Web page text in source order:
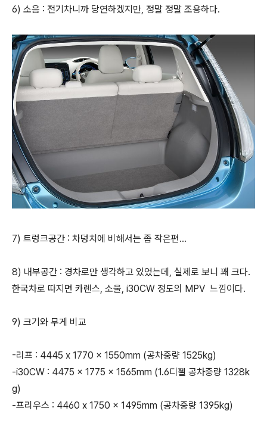
6) 소음 : 전기차니까 당연하겠지만, 정말 정말 조용하다.
7) 트렁크공간 : 차덩치에 비해서는 좀 작은편...
8) 내부공간 : 경차로만 생각하고 있었는데, 실제로 보니 꽤 크다.
한국차로 따지면 카렌스, 소울, i30CW 정도의 MPV 느낌이다.
9) 크기와 무게 비교
-리프 : 4445 x 1770 x 1550mm (공차중량 1525kg)
-i30CW : 4475 x 1775 x 1565mm (1.6디젤 공차중량 1328k
g)
-프리우스 : 4460 x 1750 x 1495mm (공차중량 1395kg)